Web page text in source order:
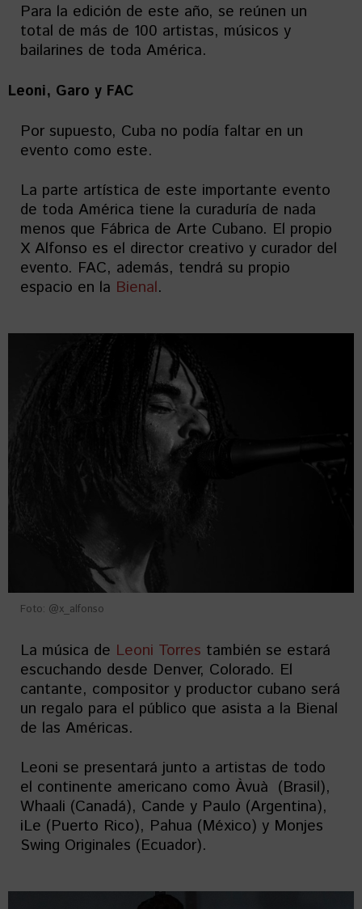
Para la edición de este año, se reúnen un
total de más de 100 artistas, músicos y
bailarines de toda América.
Leoni, Garo y FAC
Por supuesto, Cuba no podía faltar en un
evento como este.
La parte artística de este importante evento
de toda América tiene la curaduría de nada
menos que Fábrica de Arte Cubano. El propio
X Alfonso es el director creativo y curador del
evento. FAC, además, tendrá su propio
espacio en la Bienal.
Foto: @x_alfonso
La música de Leoni Torres también se estará
escuchando desde Denver, Colorado. El
cantante, compositor y productor cubano será
un regalo para el público que asista a la Bienal
de las Américas.
Leoni se presentará junto a artistas de todo
el continente americano como Àvuà (Brasil),
Whaali (Canadá), Cande y Paulo (Argentina),
iLe (Puerto Rico), Pahua (México) y Monjes
Swing Originales (Ecuador).